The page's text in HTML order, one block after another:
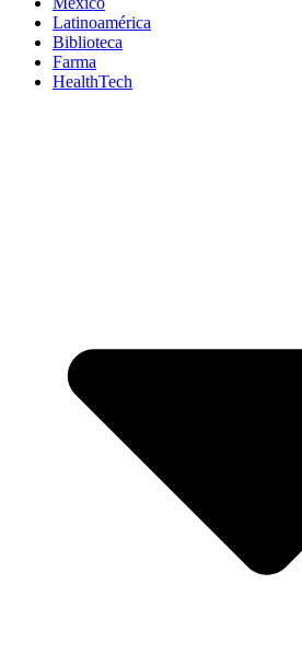
Latinoamérica
Biblioteca
Farma
HealthTech